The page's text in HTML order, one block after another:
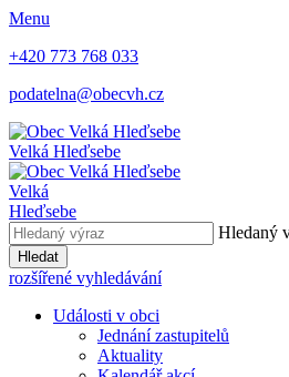
Menu
+420 773 768 033
podatelna@obecvh.cz
Velká Hleďsebe
Velká
Hleďsebe
Hledaný
Hledat
rozšířené vyhledávání
Události v obci
Jednání zastupitelů
Aktuality